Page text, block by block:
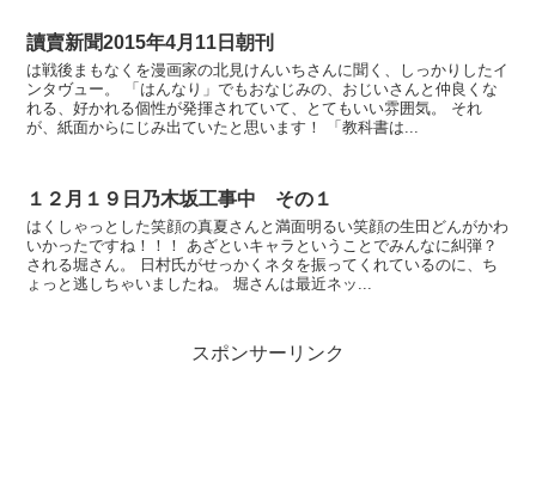
讀賣新聞2015年4月11日朝刊
は戦後まもなくを漫画家の北見けんいちさんに聞く、しっかりしたイ
ンタヴュー。 「はんなり」でもおなじみの、おじいさんと仲良くな
れる、好かれる個性が発揮されていて、とてもいい雰囲気。 それ
が、紙面からにじみ出ていたと思います！ 「教科書は...
１２月１９日乃木坂工事中 その１
はくしゃっとした笑顔の真夏さんと満面明るい笑顔の生田どんがかわ
いかったですね！！！ あざといキャラということでみんなに糾弾？
される堀さん。 日村氏がせっかくネタを振ってくれているのに、ち
ょっと逃しちゃいましたね。 堀さんは最近ネッ...
スポンサーリンク